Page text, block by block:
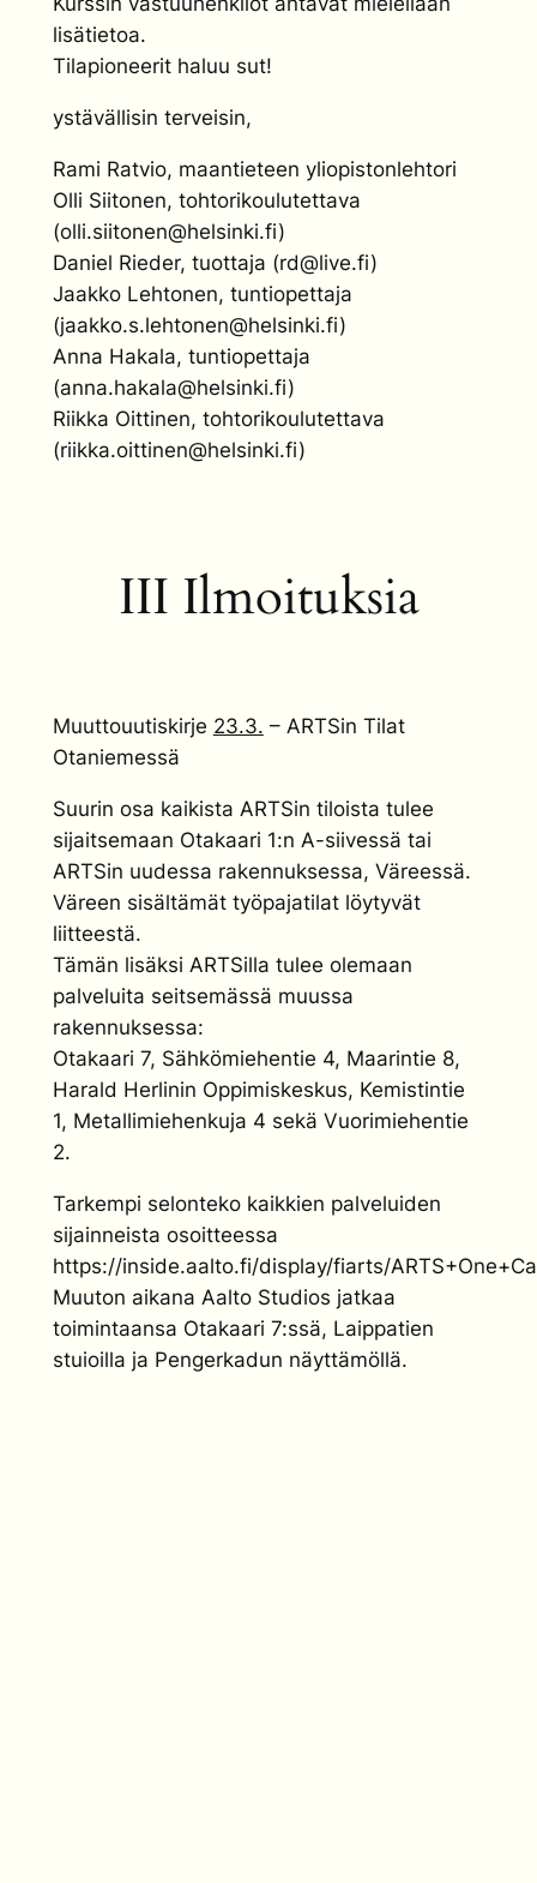
lisätietoa.
Tilapioneerit haluu sut!
ystävällisin terveisin,
Rami Ratvio, maantieteen yliopistonlehtori
Olli Siitonen, tohtorikoulutettava
(olli.siitonen@helsinki.fi)
Daniel Rieder, tuottaja (rd@live.fi)
Jaakko Lehtonen, tuntiopettaja
(jaakko.s.lehtonen@helsinki.fi)
Anna Hakala, tuntiopettaja
(anna.hakala@helsinki.fi)
Riikka Oittinen, tohtorikoulutettava
(riikka.oittinen@helsinki.fi)
III Ilmoituksia
Muuttouutiskirje 23.3. – ARTSin Tilat
Otaniemessä
Suurin osa kaikista ARTSin tiloista tulee
sijaitsemaan Otakaari 1:n A-siivessä tai
ARTSin uudessa rakennuksessa, Väreessä.
Väreen sisältämät työpajatilat löytyvät
liitteestä.
Tämän lisäksi ARTSilla tulee olemaan
palveluita seitsemässä muussa
rakennuksessa:
Otakaari 7, Sähkömiehentie 4, Maarintie 8,
Harald Herlinin Oppimiskeskus, Kemistintie
1, Metallimiehenkuja 4 sekä Vuorimiehentie
2.
Tarkempi selonteko kaikkien palveluiden
sijainneista osoitteessa
https://inside.aalto.fi/display/fiarts/
Muuton aikana Aalto Studios jatkaa
toimintaansa Otakaari 7:ssä, Laippatien
stuioilla ja Pengerkadun näyttämöllä.